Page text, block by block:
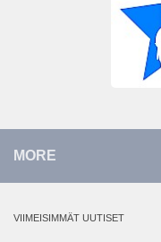
MORE
VIIMEISIMMÄT UUTISET